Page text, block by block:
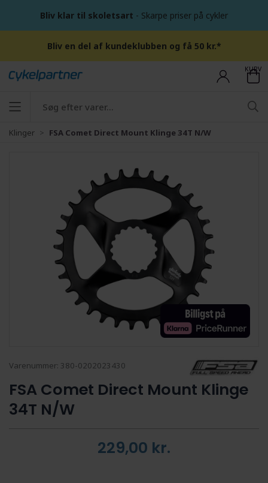
Bliv klar til skoletsart - Skarpe priser på cykler
Bliv en del af kundeklubben og få 50 kr.*
KURV
Klinger FSA Comet Direct Mount Klinge 34T N/W
Varenummer: 380-0202023430
FSA Comet Direct Mount Klinge
34T N/W
229,00 kr.